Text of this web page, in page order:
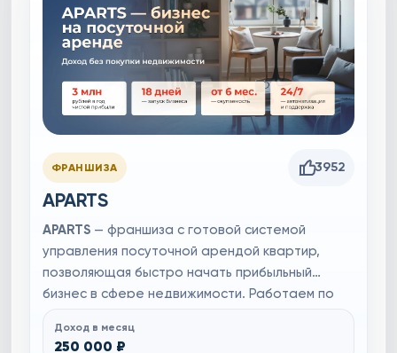
ФРАНШИЗА 3952
APARTS
APARTS — франшиза с готовой системой
управления посуточной арендой квартир,
позволяющая быстро начать прибыльный
бизнес в сфере недвижимости. Работаем по
собственников или риелторов и сдаём их на
Доход в месяц
250 000 ₽